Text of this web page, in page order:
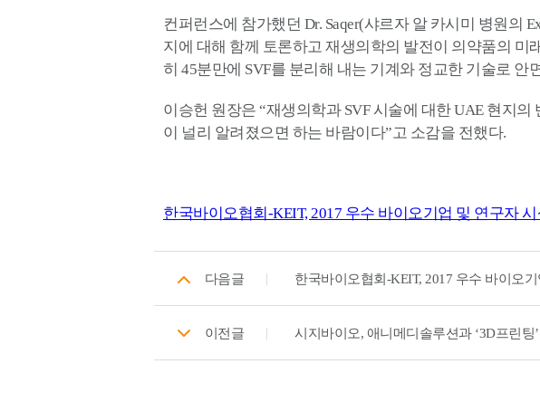
컨퍼런스에 참가했던 Dr. Saqer(샤르자 알 카시미 병원의
지에 대해 함께 토론하고 재생의학의 발전이 의약품의 미
히 45분만에 SVF를 분리해 내는 기계와 정교한 기술로
이승헌 원장은 “재생의학과 SVF 시술에 대한 UAE 현지
이 널리 알려졌으면 하는 바람이다”고 소감을 전했다.
한국바이오협회-KEIT, 2017 우수 바이오기업 및 연구자
다음글 한국바이오협회-KEIT, 2017 우수 바이오
이전글 시지바이오, 애니메디솔루션과 ‘3D프린팅